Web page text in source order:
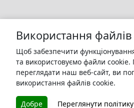
Використання
Щоб забезпечити
та використовуємо файли
переглядати наш веб-сайт, ви
використання файлів cookie.
Добре Переглянути
БУКУРУК